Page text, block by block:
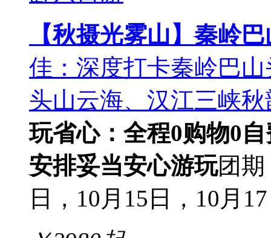
【秋摄光雾山】秦岭
佳：深度打卡秦岭巴
头山云海、汉江三峡
玩省心：全程0购物0自
安排妥当安心游玩团期
日，10月15日，10月